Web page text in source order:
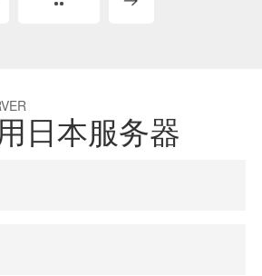
日本服务器